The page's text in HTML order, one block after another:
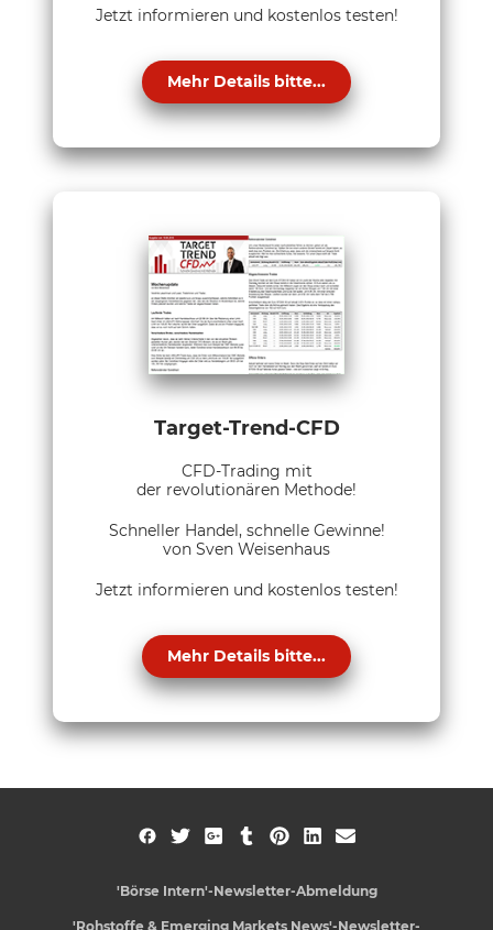
Jetzt informieren und kostenlos testen!
Mehr Details bitte...
Target-Trend-CFD
CFD-Trading mit
der revolutionären Methode!
Schneller Handel, schnelle Gewinne!
von Sven Weisenhaus
Jetzt informieren und kostenlos testen!
Mehr Details bitte...
'Börse Intern'-Newsletter-Abmeldung
'Rohstoffe & Emerging Markets News'-Newsletter-